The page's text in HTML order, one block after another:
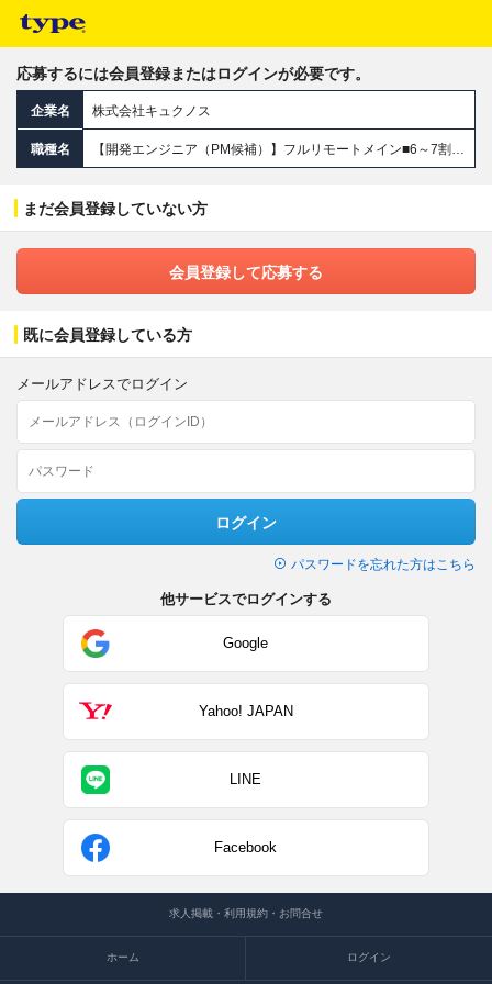
応募するには会員登録またはログインが必要です。
企業名 株式会社キュクノス
職種名 【開発エンジニア（PM候補）】フルリモートメイン■6～7割が上流参画■受託あり■月給45万円～可■前職給与保障
まだ会員登録していない方
会員登録して応募する
既に会員登録している方
メールアドレスでログイン
ログイン
パスワードを忘れた方はこちら
他サービスでログインする
Google
Yahoo! JAPAN
LINE
Facebook
求人掲載・利用規約・お問合せ
ホーム ログイン